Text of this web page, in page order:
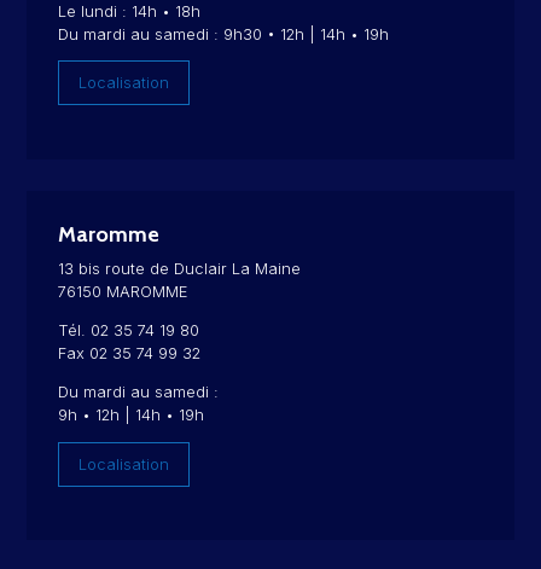
Le lundi : 14h • 18h
Du mardi au samedi : 9h30 • 12h | 14h • 19h
Localisation
Maromme
13 bis route de Duclair La Maine
76150 MAROMME
Tél. 02 35 74 19 80
Fax 02 35 74 99 32
Du mardi au samedi :
9h • 12h | 14h • 19h
Localisation